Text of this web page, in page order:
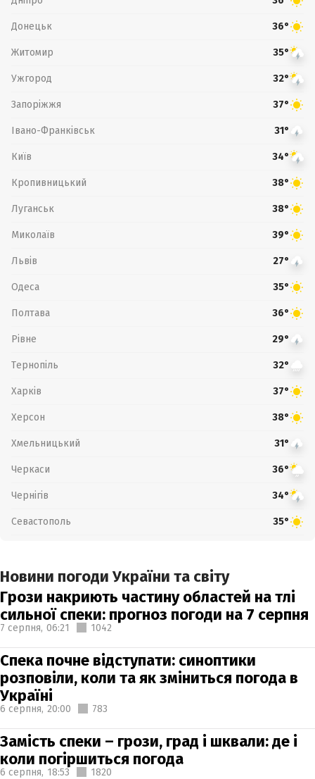
Донецьк 36°
Житомир 35°
Ужгород 32°
Запоріжжя 37°
Івано-Франківськ 31°
Київ 34°
Кропивницький 38°
Луганськ 38°
Миколаїв 39°
Львів 27°
Одеса 35°
Полтава 36°
Рівне 29°
Тернопіль 32°
Харків 37°
Херсон 38°
Хмельницький 31°
Черкаси 36°
Чернігів 34°
Севастополь 35°
Новини погоди України та світу
Грози накриють частину областей на тлі
сильної спеки: прогноз погоди на 7 серпня
7 серпня, 06:21 1042
Спека почне відступати: синоптики
розповіли, коли та як зміниться погода в
Україні
6 серпня, 20:00 783
Замість спеки – грози, град і шквали: де і
коли погіршиться погода
6 серпня, 18:53 1820